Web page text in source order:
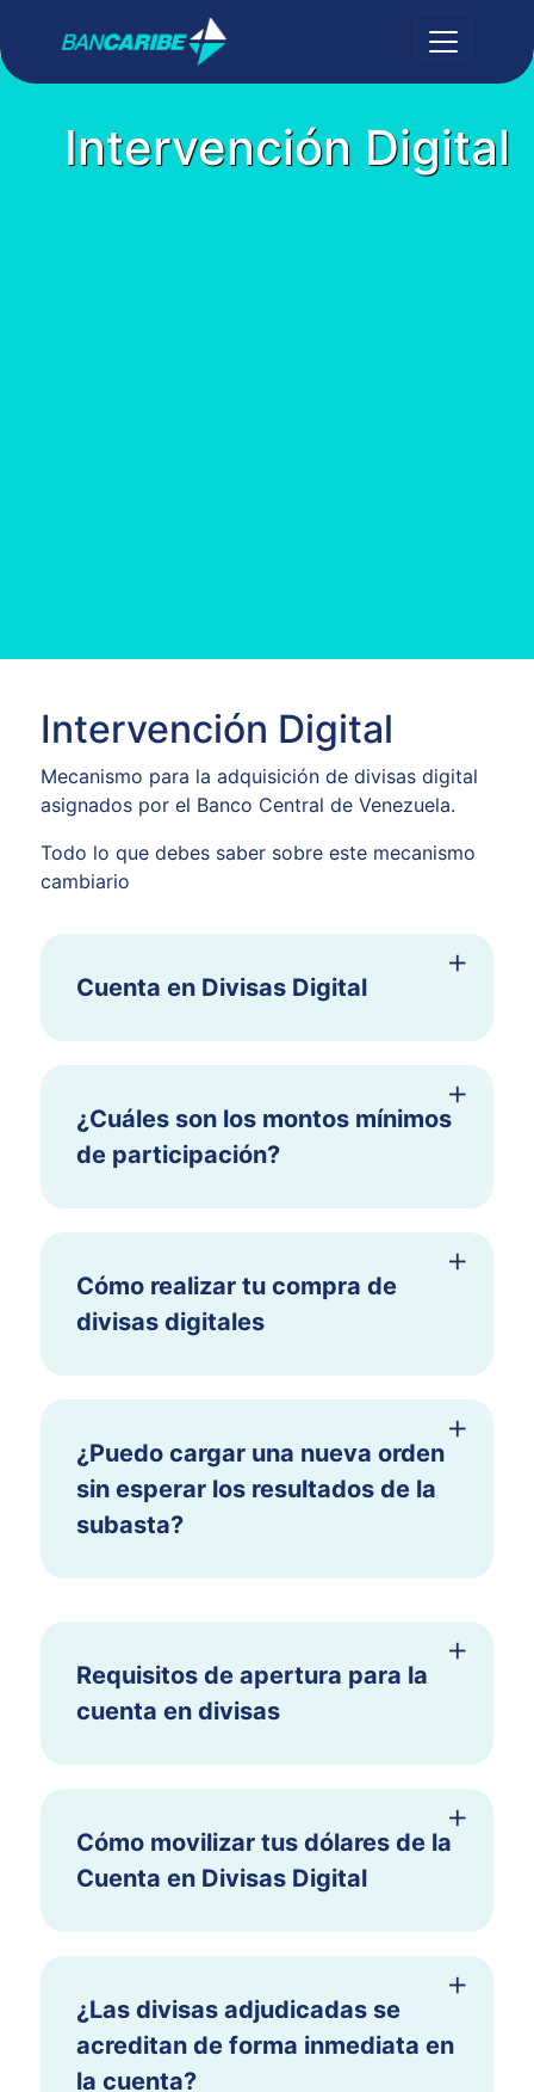
Intervención Digital
Intervención Digital
Mecanismo para la adquisición de divisas digital
asignados por el Banco Central de Venezuela.
Todo lo que debes saber sobre este mecanismo
cambiario
Cuenta en Divisas Digital
¿Cuáles son los montos mínimos
de participación?
Cómo realizar tu compra de
divisas digitales
¿Puedo cargar una nueva orden
sin esperar los resultados de la
subasta?
Requisitos de apertura para la
cuenta en divisas
Cómo movilizar tus dólares de la
Cuenta en Divisas Digital
¿Las divisas adjudicadas se
acreditan de forma inmediata en
la cuenta?